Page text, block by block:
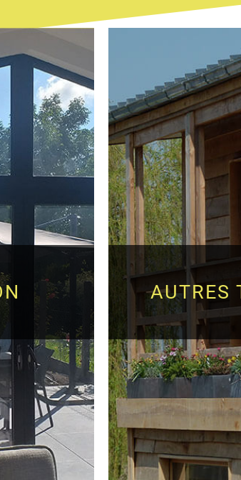
AUTRES